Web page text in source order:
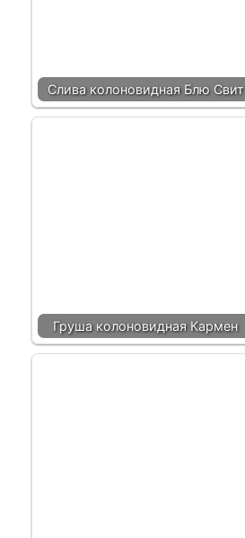
Слива колоновидная Блю Свит
Груша колоновидная Кармен